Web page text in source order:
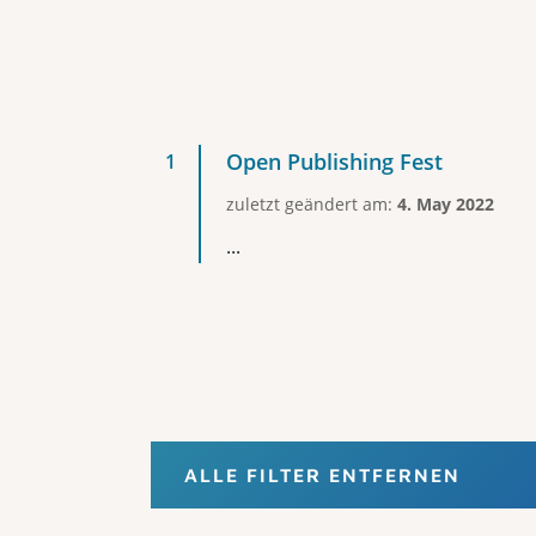
Open Publishing Fest
zuletzt geändert am: 4. May 2022
...
ALLE FILTER ENTFERNEN